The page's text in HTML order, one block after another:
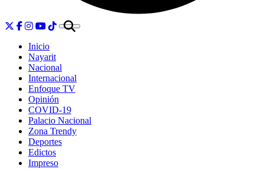
Inicio
Nayarit
Nacional
Internacional
Enfoque TV
Opinión
COVID-19
Palacio Nacional
Zona Trendy
Deportes
Edictos
Impreso